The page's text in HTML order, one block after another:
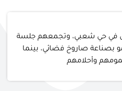
تعيش في حي شعبي، وتجمعهم جلسة
بصناعة صاروخ فضائي، بينما
وأحلامهم